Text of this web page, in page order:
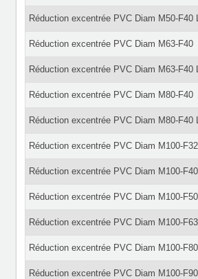
Réduction excentrée PVC Diam M50-F40
Réduction excentrée PVC Diam M63-F40
Réduction excentrée PVC Diam M63-F40
Réduction excentrée PVC Diam M80-F40
Réduction excentrée PVC Diam M80-F40
Réduction excentrée PVC Diam M100-F32
Réduction excentrée PVC Diam M100-F40
Réduction excentrée PVC Diam M100-F50
Réduction excentrée PVC Diam M100-F63
Réduction excentrée PVC Diam M100-F80
Réduction excentrée PVC Diam M100-F90